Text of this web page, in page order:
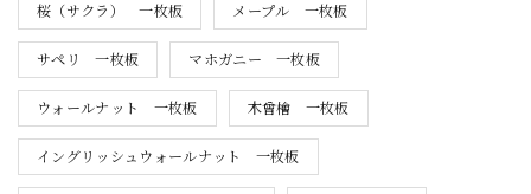
桜（サクラ） 一枚板 メープル 一枚板
サペリ 一枚板 マホガニー 一枚板
ウォールナット 一枚板 木曾檜 一枚板
イングリッシュウォールナット 一枚板